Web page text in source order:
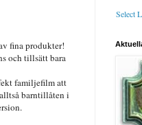
fina produkter!
och tillsätt bara
familjefilm att
barntillåten i
Select